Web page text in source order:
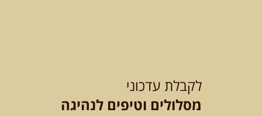
האם אתם מחפשים חוויה מיוחדת
בטבע? מחפשים חוויה שתעניק לכם ...
לקבלת עדכוני
מסלולים וטיפים לנהיגה